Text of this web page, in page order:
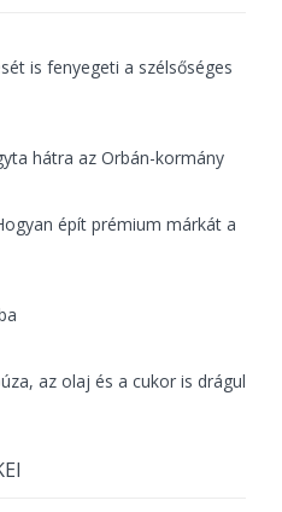
is fenyegeti a szélsőséges
hátra az Orbán-kormány
épít prémium márkát a
az olaj és a cukor is drágul